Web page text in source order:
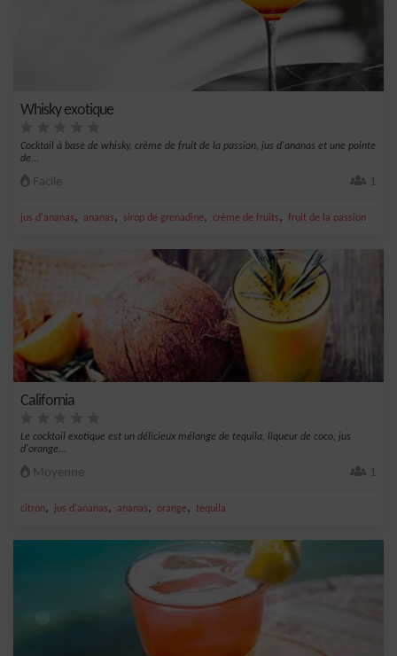
Whisky exotique
Cocktail à base de whisky, crème de fruit de la passion, jus d'ananas et une pointe
de...
Facile 1
jus d'ananas, ananas, sirop de grenadine, crème de fruits, fruit de la passion
California
Le cocktail exotique est un délicieux mélange de tequila, liqueur de coco, jus
d'orange...
Moyenne 1
citron, jus d'ananas, ananas, orange, tequila